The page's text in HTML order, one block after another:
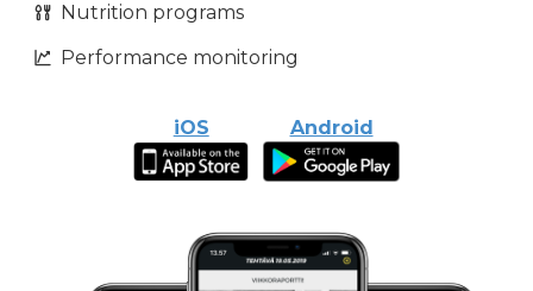
Nutrition programs
Performance monitoring
iOS Android